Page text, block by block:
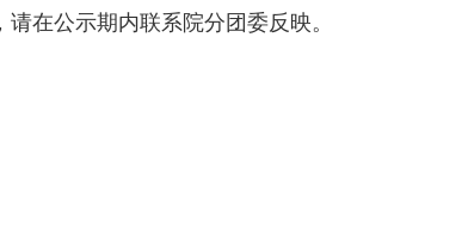
在公示期内联系院分团委反映。